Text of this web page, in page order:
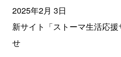
2025年2月 3日
新サイト「ストーマ生活応
せ